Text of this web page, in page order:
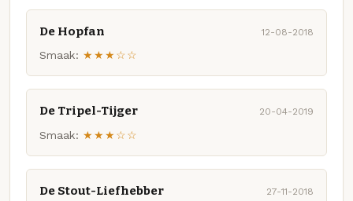
De Hopfan 12-08-2018
Smaak: ★★★☆☆
De Tripel-Tijger 20-04-2019
Smaak: ★★★☆☆
De Stout-Liefhebber 27-11-2018